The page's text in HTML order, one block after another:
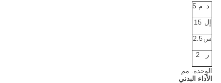
د م 5
إل 15
س2.5
ر 2
الوحدة: مم
الأداء البدني